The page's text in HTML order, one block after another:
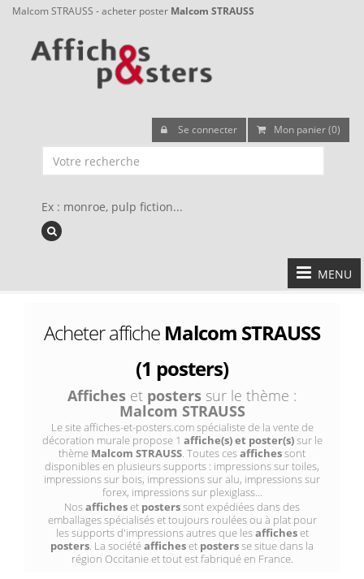
Malcom STRAUSS - acheter poster Malcom STRAUSS
Se connecter Mon panier (0)
Ex : monroe, pulp fiction...
MENU
Acheter affiche Malcom STRAUSS
(1 posters)
Affiches et posters sur le thème :
Malcom STRAUSS
Le site affiches-et-posters.com spécialiste de la vente de
décoration murale propose 1 affiche(s) et poster(s)sur le
thème Malcom STRAUSS. Toutes cesaffichessont
disponibles en plusieurs supports : impressions sur toiles,
impressions sur bois, impressions sur alu, impressions sur
forex, impressions sur plexiglass...
Nosafficheset posterssont expédiées dans des
emballages spécialisés et toujours roulées ou à plat pour
les supports d'impressions autres que lesafficheset
posters. La sociétéafficheset postersse situe dans la
région Occitanie et tout est fabriqué en France.